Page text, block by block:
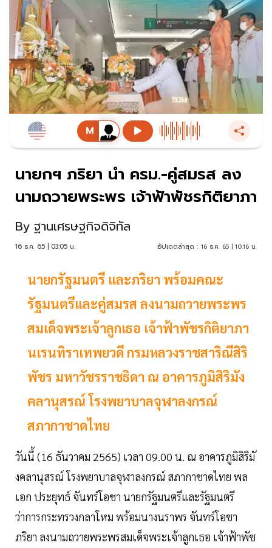
นายกฯ ภริยา นำ ครม.-คู่สมรส ลง
นามถวายพระพร เจ้าฟ้าพัชรกิติยาภา
By ฐานเศรษฐกิจดิจิทัล
16 ธ.ค. 65 | 03:05 น. อัปเดตล่าสุด : 16 ธ.ค. 65 | 10:16 น.
นายกรัฐมนตรี และภริยา พร้อมคณะ
รัฐมนตรีและคู่สมรส ลงนามถวายพระพร
สมเด็จพระเจ้าลูกเธอ เจ้าฟ้าพัชรกิติยาภา
นเรนทิราเทพยวดี กรมหลวงราชสาริณีสิริ
พัชร มหาวัชรราชธิดา ณ อาคารภูมิสิริมัง
คลานุสรณ์ โรงพยาบาลจุฬาลงกรณ์
สภากาชาดไทย
วันนี้ (16 ธันวาคม 2565) เวลา 09.00 น. ณ อาคารภูมิสิริมั
งคลานุสรณ์ โรงพยาบาลจุฬาลงกรณ์ สภากาชาดไทย พล
เอก ประยุทธ์ จันทร์โอชา นายกรัฐมนตรีและรัฐมนตรี
ว่าการกระทรวงกลาโหม พร้อมนางนราพร จันทร์โอชา
ภริยา ลงนามถวายพระพรสมเด็จพระเจ้าลูกเธอ เจ้าฟ้าพัช